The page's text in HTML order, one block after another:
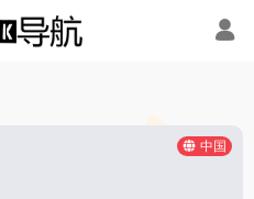
中国